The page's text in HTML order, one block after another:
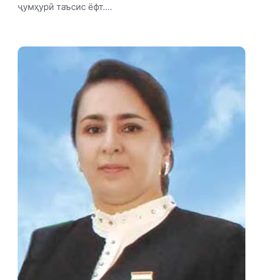
ҷумҳурӣ таъсис ёфт....